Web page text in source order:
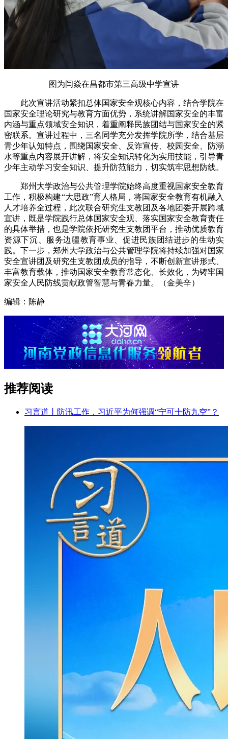
图为闫焱在昌都市第三高级中学宣讲
此次宣讲活动紧扣总体国家安全观核心内容，结合学院在
国家安全理论研究与教育方面优势，系统讲解国家安全的丰富
内涵与重点领域安全知识，着重阐释民族团结与国家安全的紧
密联系。宣讲过程中，三名同学充分发挥学院所学，结合基层
青少年认知特点，围绕国家安全、反诈宣传、校园安全、防溺
水等重点内容展开讲解，将安全知识转化为实用技能，引导青
少年主动学习安全知识、提升防范能力，切实筑牢思想防线。
郑州大学政治与公共管理学院始终高度重视国家安全教育
工作，积极构建“大思政”育人格局，将国家安全教育有机融入
人才培养全过程，此次联合研究生支教团及各地团委开展跨域
宣讲，既是学院践行总体国家安全观、落实国家安全教育责任
的具体举措，也是学院依托研究生支教团平台，推动优质教育
资源下沉、服务边疆教育事业、促进民族团结进步的生动实
践。下一步，郑州大学政治与公共管理学院将持续加强对国家
安全宣讲团及研究生支教团成员的指导，不断创新宣讲形式、
丰富教育载体，推动国家安全教育常态化、长效化，为铸牢国
家安全人民防线贡献政管智慧与青春力量。（金美辛）
编辑：陈静
推荐阅读
习言道丨防汛工作，习近平为何强调“宁可十防九空”？